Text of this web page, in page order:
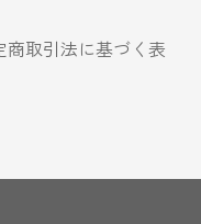
商取引法に基づく表